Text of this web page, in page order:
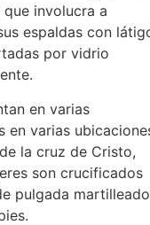
involucra a
espaldas con
por vidrio
en varias
en varias
la cruz de Cristo,
son crucificados
pulgada